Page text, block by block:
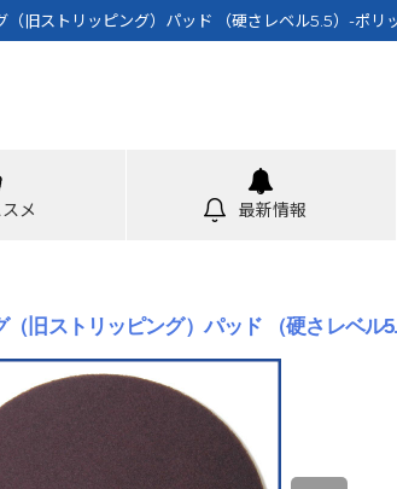
（旧ストリッピング）パッド （硬さレベル5.5）-ポリ
メ 最新情報
旧ストリッピング）パッド （硬さレベル